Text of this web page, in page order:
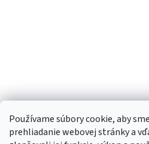
Používame súbory cookie, aby
prehliadanie webovej stránky a